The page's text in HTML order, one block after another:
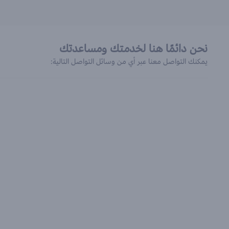
نحن دائمًا هنا لخدمتك ومساعدتك
يمكنك التواصل معنا عبر أي من وسائل التواصل التالية: